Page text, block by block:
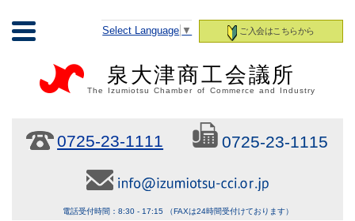
ご入会はこちらから
Select Language ▼
泉大津商工会議所
The Izumiotsu Chamber of Commerce and Industry
0725-23-1111 0725-23-1115
電話受付時間：8:30 - 17:15 （FAXは24時間受付けております）